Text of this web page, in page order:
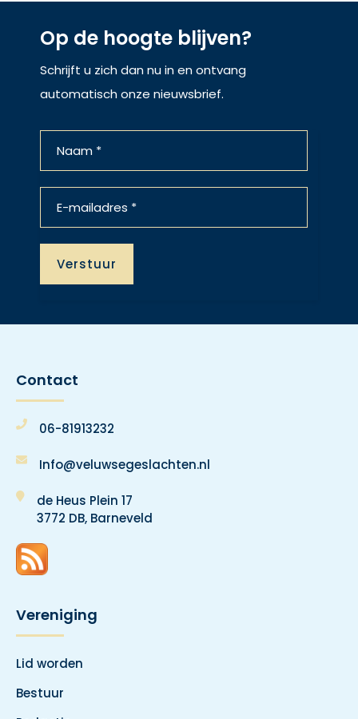
Op de hoogte blijven?
Schrijft u zich dan nu in en ontvang
automatisch onze nieuwsbrief.
Contact
06-81913232
Info@veluwsegeslachten.nl
de Heus Plein 17
3772 DB, Barneveld
Vereniging
Lid worden
Bestuur